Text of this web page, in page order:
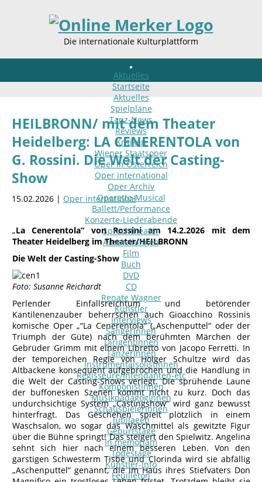
Die internationale Kulturplattform
Aktuelles
Startseite
Aktuelles
Spielpläne
Tanz-News
Reviews
Kritiken
Wiener Staatsoper
Oper in Österreich
Oper international
Oper Archiv
Operette-Musical
Ballett/Performance
Konzerte-Liederabende
Sprechtheater
Ausstellungen
Film
Buch
DVD
CD
Renate Wagner
Künstler
Interviews
SängerInnen
DirigentInnen
TänzerInnen
InstrumentalsolistInnen
Regisseure/Intendanten-etc
KomponistInnen
MusikpädagogInnen
SchauspielerInnen
Jubilaeen
Geburtstage
In memoriam
Todestage
Künstler-Info
Feuilleton
HEILBRONN/ mit dem Theater
Heidelberg: LA CENERENTOLA von
G. Rossini. Die Welt der Casting-
Show
15.02.2026 | Oper international
„La Cenerentola“ von Rossini am 14.2.2026 mit dem
Theater Heidelberg im Theater/HEILBRONN
Die Welt der Casting-Show
Foto: Susanne Reichardt
Perlender Einfallsreichtum und betörender
Kantilenenzauber beherrschen auch Gioacchino Rossinis
komische Oper „“La Cenerentola“ („Aschenputtel“ oder der
Triumph der Güte) nach dem berühmten Märchen der
Gebrüder Grimm mit einem Libretto von Jacopo Ferretti. In
der temporeichen Regie von Holger Schultze wird das
Altbackene konsequent aufgebrochen und die Handlung in
die Welt der Casting-Shows verlegt. Die sprühende Laune
der buffonesken Szenen kommt nicht zu kurz. Doch das
undurchsichtige System „Castingshow“ wird ganz bewusst
hinterfragt. Das Geschehen spielt plötzlich in einem
Waschsalon, wo sogar das Waschmittel als gewitzte Figur
über die Bühne springt! Das steigert den Spielwitz. Angelina
sehnt sich hier nach einem besseren Leben. Von den
garstigen Schwesterm Tisbe und Clorinda wird sie abfällig
„Aschenputtel“ genannt, die im Haus ihres Stiefvaters Don